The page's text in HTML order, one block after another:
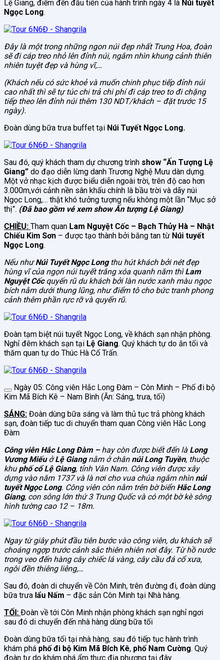
Lệ Giang, điểm đến đầu tiên của hành trình ngày 4 là Núi tuyết
Ngọc Long.
Đây là một trong những ngon núi đẹp nhất Trung Hoa, đoàn
sẽ đi cáp treo nhỏ lên đỉnh núi, ngắm nhìn khung cảnh thiên
nhiên tuyệt đẹp và hùng vĩ,…
(Khách nếu có sức khoẻ và muốn chinh phục tiếp đỉnh núi
cao nhất thì sẽ tự túc chi trả chi phí đi cáp treo to đi chặng
tiếp theo lên đỉnh núi thêm 130 NDT/khách – đặt trước 15
ngày).
Đoàn dùng bữa trưa buffet tại Núi Tuyết Ngọc Long.
Sau đó, quý khách tham dự chương trình show “Ấn Tượng Lệ
Giang” do đạo diễn lừng danh Trương Nghệ Mưu dàn dựng.
Một vở nhạc kịch được biểu diễn ngoài trời, trên độ cao hơn
3.000m,với cảnh nền sân khấu chính là bầu trời và dãy núi
Ngọc Long,… thật khó tưởng tượng nếu không một lần “Mục sở
thị”. (Đã bao gồm vé xem show Ấn tượng Lệ Giang)
CHIỀU: Tham quan Lam Nguyệt Cốc – Bạch Thủy Hà – Nhật
Chiếu Kim Sơn – được tạo thành bởi băng tan từ Núi tuyết
Ngọc Long.
Nếu nhưNúi Tuyết Ngọc Longthu hút khách bởi nét đẹp
hùng vĩ của ngọn núi tuyết trắng xóa quanh năm thì Lam
Nguyệt Cốcquyến rũ du khách bởi làn nước xanh màu ngọc
bích nằm dưới thung lũng, như điểm tô cho bức tranh phong
cảnh thêm phần rực rỡ và quyến rũ.
Đoàn tạm biệt núi tuyết Ngọc Long, về khách sạn nhận phòng.
Nghỉ đêm khách sạn tại Lệ Giang. Quý khách tự do ăn tối và
thăm quan tự do Thúc Hà Cổ Trấn.
Ngày 05: Công viên Hắc Long Đàm – Côn Minh – Phố đi bộ
Kim Mã Bích Kê – Nam Bình (Ăn: Sáng, trưa, tối)
SÁNG: Đoàn dùng bữa sáng và làm thủ tục trả phòng khách
sạn, đoàn tiếp tuc di chuyển tham quan Công viên Hắc Long
Đàm
Công viên Hắc Long Đàm – hay còn được biết đến là Long
Vương MiếuởLệ Giangnằm ở chân núi Long Tuyền, thuộc
khu phố cổ Lệ Giang, tỉnh Vân Nam. Công viên được xây
dựng vào năm 1737 và là nơi cho vua chúa ngắm nhìn núi
tuyết Ngọc Long. Công viên còn nằm trên bờ biển Hắc Long
Giang, con sông lớn thứ 3 Trung Quốc và có một bờ kè sông
hình tường cao 12 – 18m.
Ngay từ giây phút đầu tiên bước vào công viên, du khách sẽ
choáng ngợp trước cảnh sắc thiên nhiên nơi đây. Từ hồ nước
trong veo đến hàng cây chiếc lá vàng, cây cầu đá cổ xưa,
ngôi đền thiêng liêng,…
Sau đó, đoàn di chuyển về Côn Minh, trên đường đi, đoàn dùng
bữa trưa lẩu Nấm – đặc sản Côn Minh tại Nhà hàng.
TỐI: Đoàn về tới Côn Minh nhận phòng khách sạn nghỉ ngơi
sau đó di chuyển đến nhà hàng dùng bữa tối
Đoàn dùng bữa tối tại nhà hàng, sau đó tiếp tục hành trình
khám phá phố đi bộ Kim Mã Bích Kê, phố Nam Cường. Quý
đoàn tự do khám phá ẩm thực địa phương tại đây.